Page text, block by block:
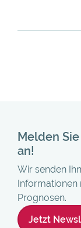
Melden
an!
Wir senden
Prognosen.
Jetzt